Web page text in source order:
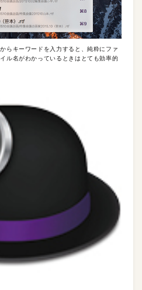
らキーワードを入力すると、純粋にファ
ル名がわかっているときはとても効率的